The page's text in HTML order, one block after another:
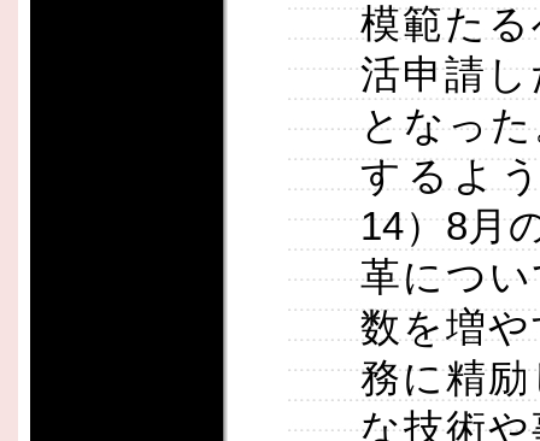
模範た
活申請
となっ
するよ
14）8月
革につ
数を増
務に精
な技術